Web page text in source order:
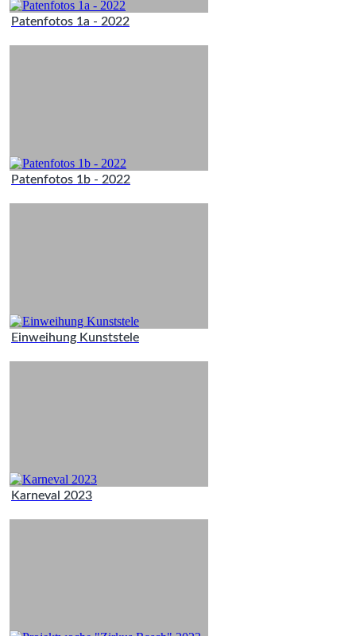
Patenfotos 1a - 2022
Patenfotos 1b - 2022
Einweihung Kunststele
Karneval 2023